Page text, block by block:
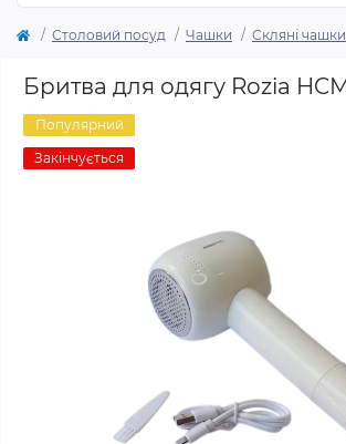
Столовий посуд Чашки Скляні чашки
Бритва для одягу Rozia
Популярний
Закінчується